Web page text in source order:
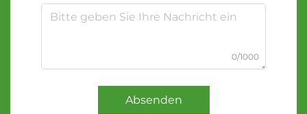
0/1000
Absenden